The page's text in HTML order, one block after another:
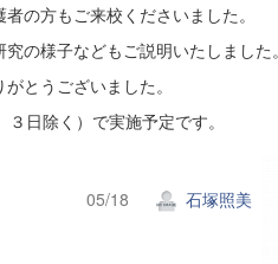
の方もご来校くださいました。
の様子などもご説明いたしました。
とうございました。
日除く）で実施予定です。
05/18 石塚照美